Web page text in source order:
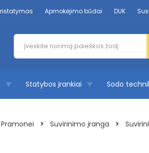
Apmokėjimo būdai DUK
Products
search
Statybos įrankiai Sodo
Pramonei > Suvirinimo įranga >